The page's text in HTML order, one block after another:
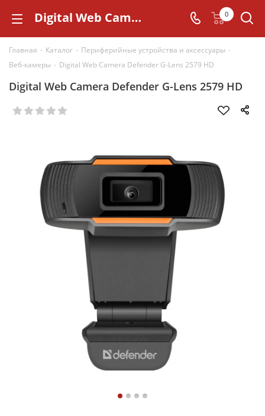
Digital Web Camera Defender G-Lens 2579 HD 0
Главная - Каталог - Периферийные устройства и аксессуары -
Веб-камеры - Digital Web Camera Defender G-Lens 2579 HD
Digital Web Camera Defender G-Lens 2579 HD